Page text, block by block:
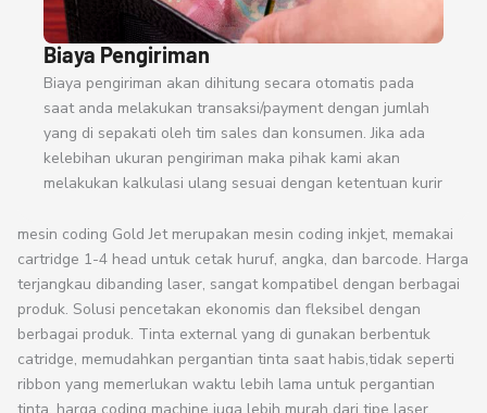
Biaya Pengiriman
Biaya pengiriman akan dihitung secara otomatis pada
saat anda melakukan transaksi/payment dengan jumlah
yang di sepakati oleh tim sales dan konsumen. Jika ada
kelebihan ukuran pengiriman maka pihak kami akan
melakukan kalkulasi ulang sesuai dengan ketentuan kurir
mesin coding Gold Jet merupakan mesin coding inkjet, memakai
cartridge 1-4 head untuk cetak huruf, angka, dan barcode. Harga
terjangkau dibanding laser, sangat kompatibel dengan berbagai
produk. Solusi pencetakan ekonomis dan fleksibel dengan
berbagai produk. Tinta external yang di gunakan berbentuk
catridge, memudahkan pergantian tinta saat habis,tidak seperti
ribbon yang memerlukan waktu lebih lama untuk pergantian
tinta. harga coding machine juga lebih murah dari tipe laser.